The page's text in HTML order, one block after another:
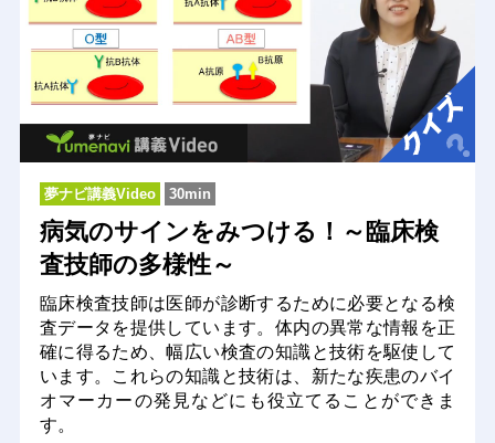
夢ナビ講義Video 30min
病気のサインをみつける！～臨床検
査技師の多様性～
臨床検査技師は医師が診断するために必要となる検
査データを提供しています。体内の異常な情報を正
確に得るため、幅広い検査の知識と技術を駆使して
います。これらの知識と技術は、新たな疾患のバイ
オマーカーの発見などにも役立てることができま
す。